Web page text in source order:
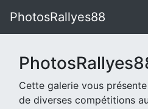
PhotosRallyes88
Cette galerie vous
de diverses compétitions